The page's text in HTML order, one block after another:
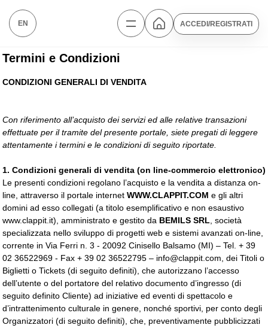
EN ACCEDI/REGISTRATI
Termini e Condizioni
CONDIZIONI GENERALI DI VENDITA
Con riferimento all’acquisto dei servizi ed alle relative transazioni
effettuate per il tramite del presente portale, siete pregati di leggere
attentamente i termini e le condizioni di seguito riportate.
1. Condizioni generali di vendita (on line-commercio elettronico)
Le presenti condizioni regolano l’acquisto e la vendita a distanza on-
line, attraverso il portale internet WWW.CLAPPIT.COM e gli altri
domini ad esso collegati (a titolo esemplificativo e non esaustivo
www.clappit.it), amministrato e gestito da BEMILS SRL , società
specializzata nello sviluppo di progetti web e sistemi avanzati on-line,
corrente in Via Ferri n. 3 - 20092 Cinisello Balsamo (MI) – Tel. + 39
02 36522969 - Fax + 39 02 36522795 – info@clappit.com, dei Titoli o
Biglietti o Tickets (di seguito definiti), che autorizzano l’accesso
dell’utente o del portatore del relativo documento d’ingresso (di
seguito definito Cliente) ad iniziative ed eventi di spettacolo e
d’intrattenimento culturale in genere, nonché sportivi, per conto degli
Organizzatori (di seguito definiti), che, preventivamente pubblicizzati